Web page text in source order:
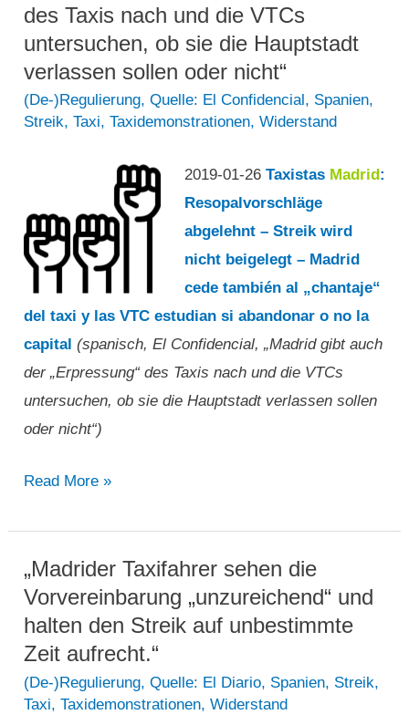
sich
nach
einer
Woche
ohne
des Taxis nach und die VTCs
untersuchen, ob sie die Hauptstadt
verlassen sollen oder nicht“
(De-)Regulierung,Quelle: El Confidencial , Spanien,
Streik,Taxi,Taxidemonstrationen,Widerstand
2019-01-26 Taxistas Madrid:
Resopalvorschläge
abgelehnt – Streik wird
nicht beigelegt – Madrid
cede también al „chantaje“
del taxi y las VTC estudian si abandonar o no la
capital (spanisch, El Confidencial, „Madrid gibt auch
der „Erpressung“ des Taxis nach und die VTCs
untersuchen, ob sie die Hauptstadt verlassen sollen
oder nicht“)
„Madrid
auch
der
„Erpressung“
des
Taxis
nach
und
Read More »
„Madrider Taxifahrer sehen die
Vorvereinbarung „unzureichend“ und
halten den Streik auf unbestimmte
Zeit aufrecht.“
(De-)Regulierung,Quelle: El Diario, Spanien, Streik,
Taxi,Taxidemonstrationen,Widerstand